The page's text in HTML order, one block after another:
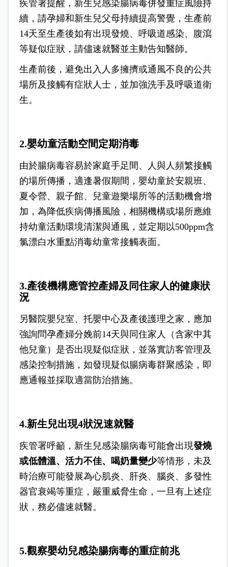
疾管署提醒，新生兒感染腸病毒併發重症風險持
續，請孕婦和新生兒父母持續提高警覺，生產前
14天至生產後如有出現發燒、呼吸道感染、腹瀉
等疑似症狀，請儘速就醫並主動告知醫師。
生產前後，避免出入人多擁擠或通風不良的公共
場所及接觸有症狀人士，並加強洗手及呼吸道衛
生。
2.嬰幼童活動空間定期消毒
由於腸病毒容易於家庭手足間、人與人頻繁接觸
的場所傳播，適逢暑假期間，嬰幼童於安親班、
夏令營、親子館、兒童遊樂場所等的活動機會增
加，為降低疾病傳播風險，相關機構或場所應維
持幼童活動環境清潔與通風，並定期以500ppm含
氯漂白水重點消毒幼童常接觸表面。
3.產後機構應管控產婦及同住家人的健康狀
況
另醫院嬰兒室、托嬰中心及產後護理之家，應加
強詢問孕產婦分娩前14天與同住家人（含家中其
他兒童）是否出現疑似症狀，並落實訪客管理及
感染控制措施，如發現疑似腸病毒群聚感染，即
應通報並採取適當防治措施。
4.新生兒出現4狀況速就醫
疾管署呼籲，新生兒感染腸病毒可能會出現發燒
或低體溫、活力不佳、喝奶量變少等情形，未及
時治療可能發展為心肌炎、肝炎、腦炎、多發性
器官衰竭等重症，嚴重威脅生命，一旦有上述症
狀，務必儘速就醫。
5.觀察嬰幼兒感染腸病毒的重症前兆